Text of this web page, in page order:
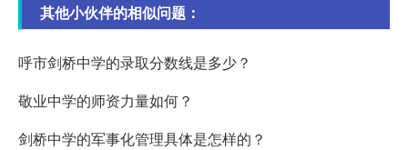
其他小伙伴的相似问题：
呼市剑桥中学的录取分数线是多少？
敬业中学的师资力量如何？
剑桥中学的军事化管理具体是怎样的？